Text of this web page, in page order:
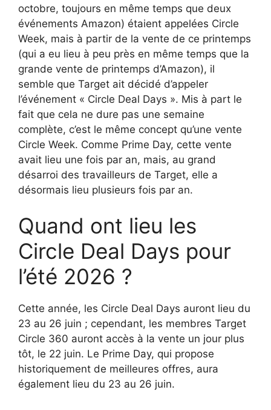
octobre, toujours en même temps que deux
événements Amazon) étaient appelées Circle
Week, mais à partir de la vente de ce printemps
(qui a eu lieu à peu près en même temps que la
grande vente de printemps d’Amazon), il
semble que Target ait décidé d’appeler
l’événement « Circle Deal Days ». Mis à part le
fait que cela ne dure pas une semaine
complète, c’est le même concept qu’une vente
Circle Week. Comme Prime Day, cette vente
avait lieu une fois par an, mais, au grand
désarroi des travailleurs de Target, elle a
désormais lieu plusieurs fois par an.
Quand ont lieu les
Circle Deal Days pour
l’été 2026 ?
Cette année, les Circle Deal Days auront lieu du
23 au 26 juin ; cependant, les membres Target
Circle 360 ​​auront accès à la vente un jour plus
tôt, le 22 juin. Le Prime Day, qui propose
historiquement de meilleures offres, aura
également lieu du 23 au 26 juin.